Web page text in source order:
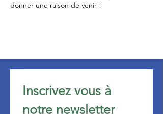
donner une raison de venir !
Inscrivez vous à
notre newsletter